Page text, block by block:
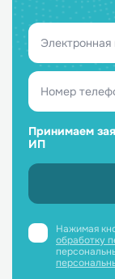
Принимаем
ИП
Нажимая
обработку